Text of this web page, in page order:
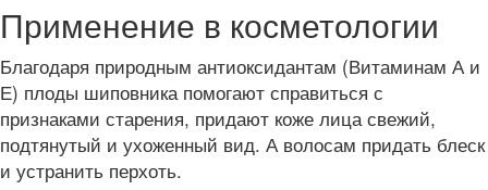
Применение в косметологии
Благодаря природным антиоксидантам (Витаминам А и
Е) плоды шиповника помогают справиться с
признаками старения, придают коже лица свежий,
подтянутый и ухоженный вид. А волосам придать блеск
и устранить перхоть.